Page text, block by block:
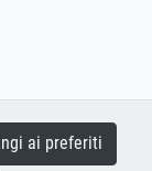
ai preferiti